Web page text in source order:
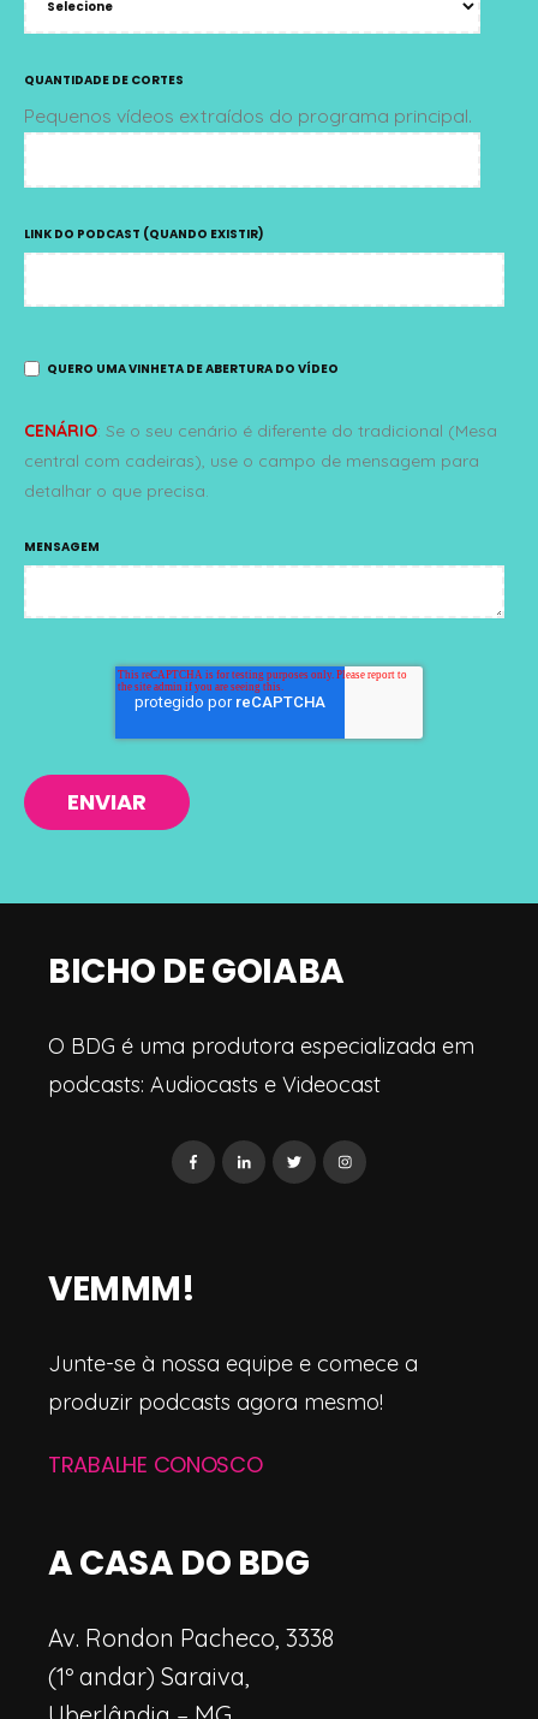
QUANTIDADE DE CORTES
Pequenos vídeos extraídos do programa principal.
LINK DO PODCAST (QUANDO EXISTIR)
QUERO UMA VINHETA DE ABERTURA DO VÍDEO
CENÁRIO: Se o seu cenário é diferente do tradicional (Mesa
central com cadeiras), use o campo de mensagem para
detalhar o que precisa.
MENSAGEM
BICHO DE GOIABA
O BDG é uma produtora especializada em
podcasts: Audiocasts e Videocast
VEMMM!
Junte-se à nossa equipe e comece a
produzir podcasts agora mesmo!
TRABALHE CONOSCO
A CASA DO BDG
Av. Rondon Pacheco, 3338
(1º andar) Saraiva,